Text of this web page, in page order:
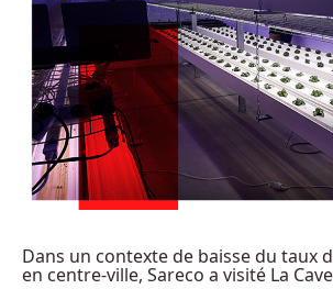
Dans un contexte de baisse du taux
en centre-ville, Sareco a visité La